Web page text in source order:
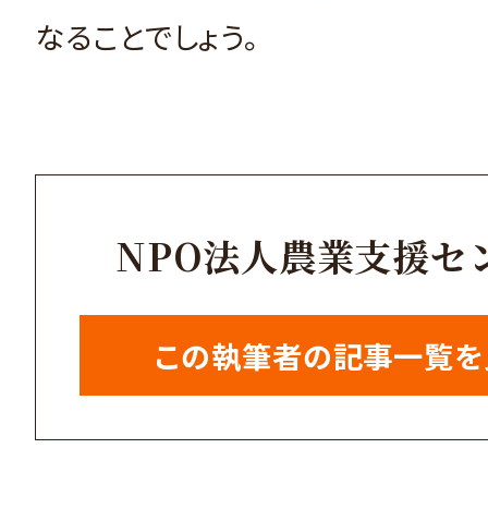
なることでしょう。
NPO法人農業支援セ
この執筆者の記事一覧